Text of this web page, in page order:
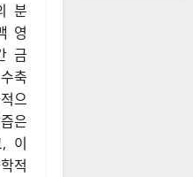
분
영
금
축
으
은
, 이
적